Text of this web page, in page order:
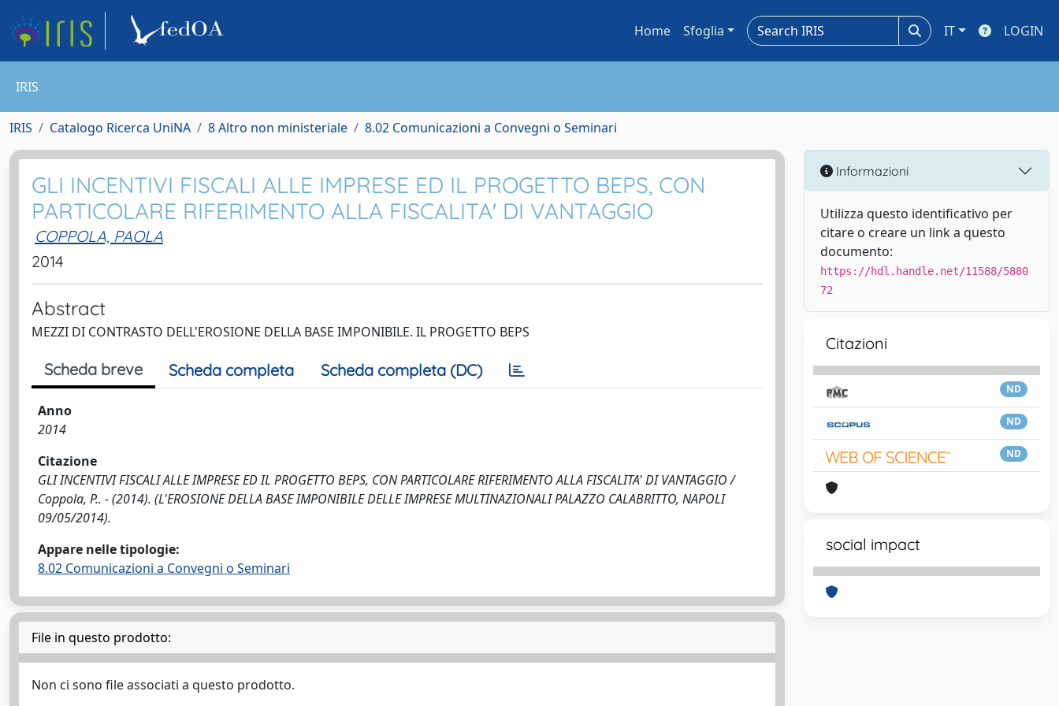
Home Sfoglia IT LOGIN
IRIS
IRIS Catalogo Ricerca UniNA 8 Altro non ministeriale 8.02 Comunicazioni a Convegni o Seminari
GLI INCENTIVI FISCALI ALLE IMPRESE ED IL PROGETTO BEPS, CON
PARTICOLARE RIFERIMENTO ALLA FISCALITA' DI VANTAGGIO
COPPOLA, PAOLA
2014
Abstract
MEZZI DI CONTRASTO DELL'EROSIONE DELLA BASE IMPONIBILE. IL PROGETTO BEPS
Scheda breve Scheda completa Scheda completa (DC)
Anno
2014
Citazione
GLI INCENTIVI FISCALI ALLE IMPRESE ED IL PROGETTO BEPS, CON PARTICOLARE RIFERIMENTO ALLA FISCALITA' DI VANTAGGIO /
Coppola, P.. - (2014). (L'EROSIONE DELLA BASE IMPONIBILE DELLE IMPRESE MULTINAZIONALI PALAZZO CALABRITTO, NAPOLI
09/05/2014).
Appare nelle tipologie:
8.02 Comunicazioni a Convegni o Seminari
File in questo prodotto:
Non ci sono file associati a questo prodotto.
Informazioni
Utilizza questo identificativo per
citare o creare un link a questo
documento:
https://hdl.handle.net/11588/5880
72
Citazioni
ND
ND
ND
social impact